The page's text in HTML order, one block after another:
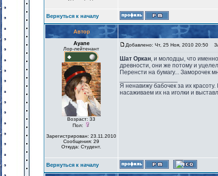
Вернуться к началу
Автор
Ayane
Лор-лейтенант
Возраст: 33
Пол:
Зарегистрирован: 23.11.2010
Сообщения: 29
Откуда: Студент.
Добавлено: Чт, 25 Ноя, 2010 20:50
Шат Оркан, и молодцы, что
древности, они же потому и
Перенсти на бумагу... Заморочек
Я ненавижу бабочек за их
насаживаем их на иголки и
Вернуться к началу